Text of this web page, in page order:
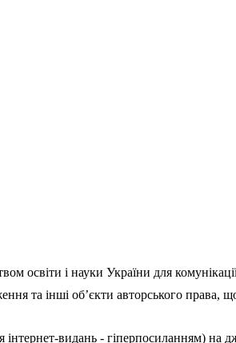
освіти і науки України для
та інші об’єкти авторського права,
видань - гіперпосиланням)